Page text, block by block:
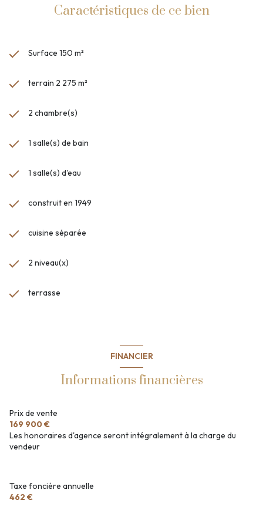
Caractéristiques de ce bien
Surface 150 m²
terrain 2 275 m²
2 chambre(s)
1 salle(s) de bain
1 salle(s) d'eau
construit en 1949
cuisine séparée
2 niveau(x)
terrasse
FINANCIER
Informations financières
Prix de vente
169 900 €
Les honoraires d'agence seront intégralement à la charge du
vendeur
Taxe foncière annuelle
462 €